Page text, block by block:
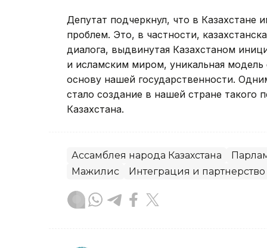
Депутат подчеркнул, что в Казахстане
проблем. Это, в частности,
диалога, выдвинутая Казахстаном
и исламским миром, уникальная модель
основу нашей государственности.
стало создание в нашей стране такого
Казахстана.
Ассамблея народа Казахстана
Мажилис
Интеграция и партнерство